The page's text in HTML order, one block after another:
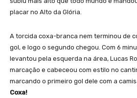
placar no Alto da Glória.
A torcida coxa-branca nem terminou de
gol, e logo o segundo chegou. Com 6
levantou pela esquerda na área, Lucas
marcação e cabeceou com estilo no
marcando o primeiro gol dele com a
Coxa!